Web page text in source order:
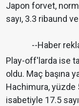
Japon forvet,
sayı, 3.3 ribaund
--Haber
Play-off'larda ise
oldu. Maç başına
Hachimura, yüzde
isabetiyle 17.5